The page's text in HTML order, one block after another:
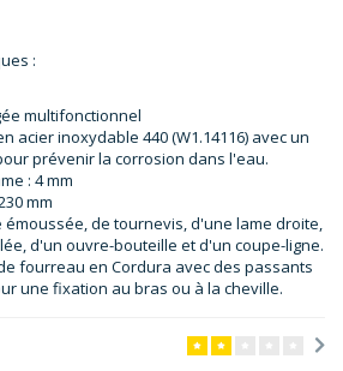
:
multifonctionnel
acier inoxydable 440 (W1.14116) avec un
prévenir la corrosion dans l'eau.
: 4 mm
mm
de tournevis, d'une lame droite,
d'un ouvre-bouteille et d'un coupe-ligne.
fourreau en Cordura avec des passants
une fixation au bras ou à la cheville.